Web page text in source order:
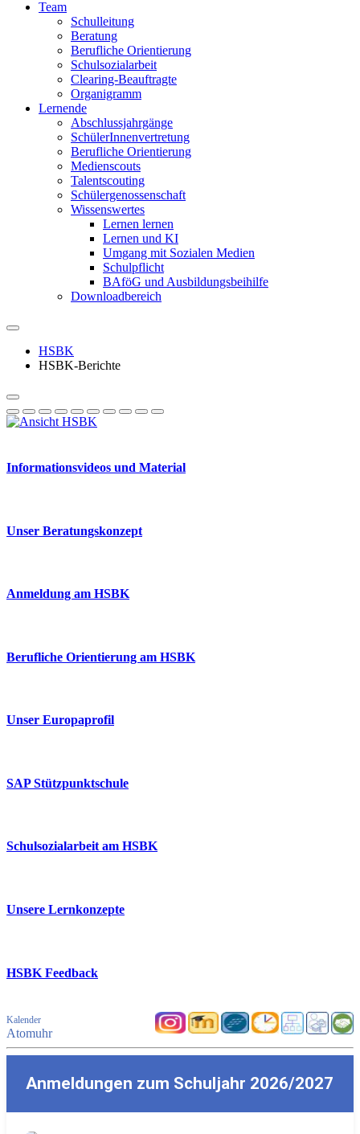
Team
Schulleitung
Beratung
Berufliche Orientierung
Schulsozialarbeit
Clearing-Beauftragte
Organigramm
Lernende
Abschlussjahrgänge
SchülerInnenvertretung
Berufliche Orientierung
Medienscouts
Talentscouting
Schüler­genossen­schaft
Wissenswertes
Lernen lernen
Lernen und KI
Umgang mit Sozialen Medien
Schulpflicht
BAföG und Ausbildungsbeihilfe
Downloadbereich
HSBK
HSBK-Berichte
Informationsvideos und Material
Unser Beratungskonzept
Anmeldung am HSBK
Berufliche Orientierung am HSBK
Unser Europaprofil
SAP Stützpunktschule
Schulsozialarbeit am HSBK
Unsere Lernkonzepte
HSBK Feedback
Kalender
Atomuhr
Anmeldungen zum Schuljahr 2026/2027